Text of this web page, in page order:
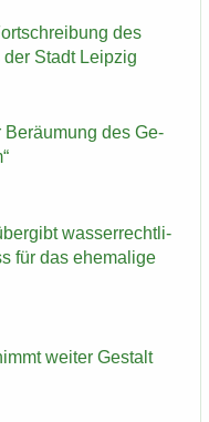
des
Stadt Leip­zig
Be­räu­mung des Ge­
was­ser­recht­li­
für das ehe­ma­li­ge
wei­ter Ge­stalt